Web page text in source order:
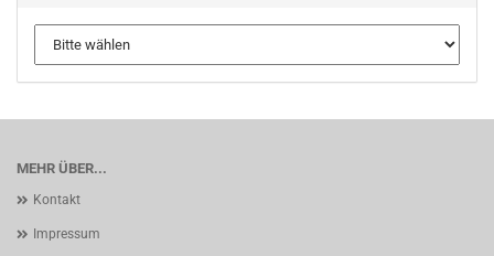
MEHR ÜBER...
Kontakt
Impressum